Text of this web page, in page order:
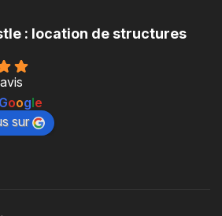
: location de structures
Google
sur